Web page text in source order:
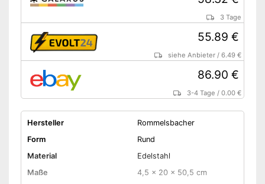
3 Tage
55.89 €
siehe Anbieter /6.49 €
86.90 €
3-4 Tage /0.00 €
Hersteller
Rommelsbacher
Form
Rund
Material
Edelstahl
Maße
4,5 x 20 x 50,5 cm